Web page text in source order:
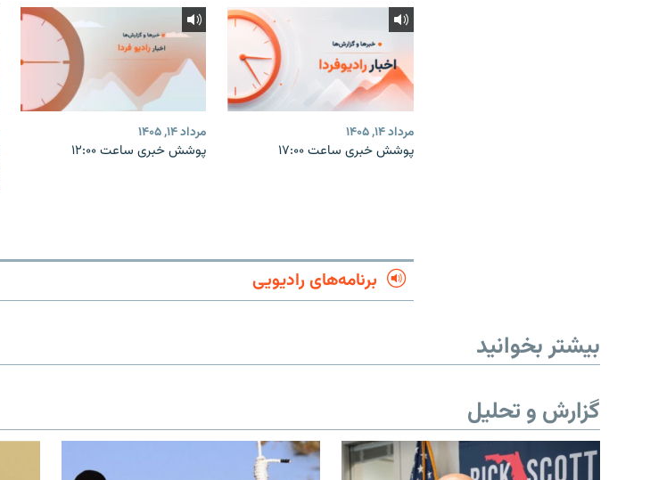
مرداد ۱۴, ۱۴۰۵
پوشش خبری ساعت ۱۷:۰۰
مرداد ۱۴, ۱۴۰۵
پوشش خبری ساعت ۱۲:۰۰
برنامه‌های رادیویی
بیشتر بخوانید
گزارش و تحلیل